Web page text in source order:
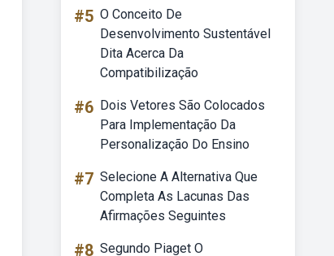
#5 O Conceito De
Desenvolvimento Sustentável
Dita Acerca Da
Compatibilização
#6 Dois Vetores São Colocados
Para Implementação Da
Personalização Do Ensino
#7 Selecione A Alternativa Que
Completa As Lacunas Das
Afirmações Seguintes
#8 Segundo Piaget O